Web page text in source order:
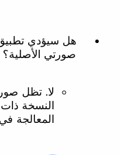
هل سيؤدي تطبيق
صورتي الأصلية؟
لا. تظل
النسخة ذات
المعالجة